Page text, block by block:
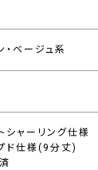
・ベージュ系
シャーリング仕様
ド仕様(9分丈)